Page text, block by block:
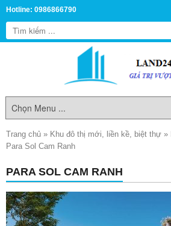
Hotline: 0986866790
Trang chủ » Khu đô thị mới, liền kề, biệt thự »
Para Sol Cam Ranh
PARA SOL CAM RANH